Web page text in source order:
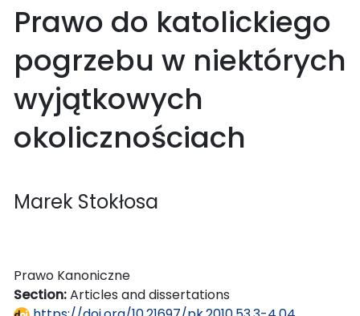
Prawo do katolickiego
pogrzebu w niektórych
wyjątkowych
okolicznościach
Marek Stokłosa
Prawo Kanoniczne
Section:Articles and dissertations